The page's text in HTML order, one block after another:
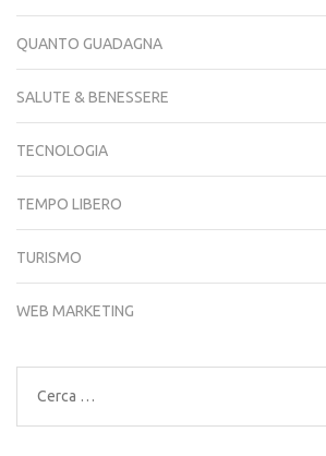
QUANTO GUADAGNA
SALUTE & BENESSERE
TECNOLOGIA
TEMPO LIBERO
TURISMO
WEB MARKETING
Ricerca
per: